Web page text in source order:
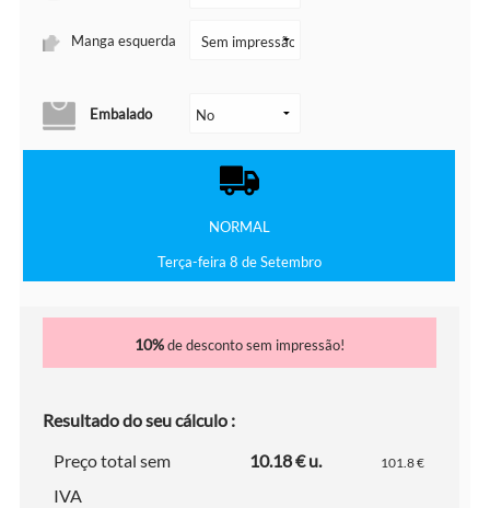
Manga esquerda
Embalado
NORMAL
Terça-feira 8 de Setembro
10%de desconto sem impressão!
Resultado do seu cálculo :
Preço total sem
IVA
10.18 € u. 101.8 €